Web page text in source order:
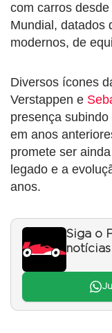
com carros
Mundial, datados
modernos, de
Diversos ícones
Verstappen e
presença
em anos
promete ser
legado e a
anos.
Siga o